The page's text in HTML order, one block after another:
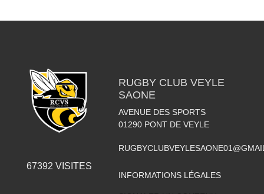
67392 VISITES
RUGBY CLUB VEYLE
SAONE
AVENUE DES SPORTS
01290 PONT DE VEYLE
INFORMATIONS LÉGALES